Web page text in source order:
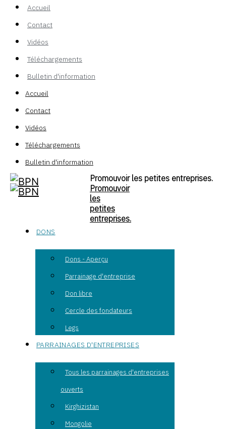
Accueil
Contact
Vidéos
Téléchargements
Bulletin d'information
Accueil
Contact
Vidéos
Téléchargements
Bulletin d'information
Promouvoir les petites entreprises.
Promouvoir
les
petites
entreprises.
DONS
Dons - Aperçu
Parrainage d'entreprise
Don libre
Cercle des fondateurs
Legs
PARRAINAGES D'ENTREPRISES
Tous les parrainages d'entreprises
ouverts
Kirghizistan
Mongolie